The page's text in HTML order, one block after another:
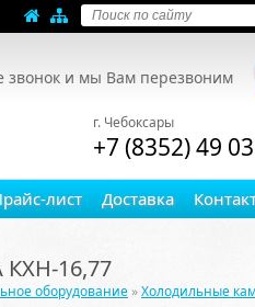
звонок и мы Вам перезвоним
г. Чебоксары
+7 (8352) 49
лист Доставка
16,77
оборудование »Холодильные